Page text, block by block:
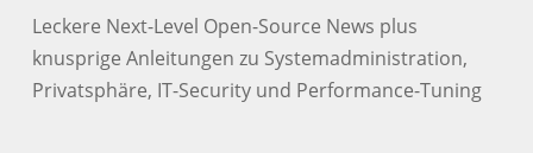
Leckere Next-Level Open-Source News plus
knusprige Anleitungen zu Systemadministration,
Privatsphäre, IT-Security und Performance-Tuning